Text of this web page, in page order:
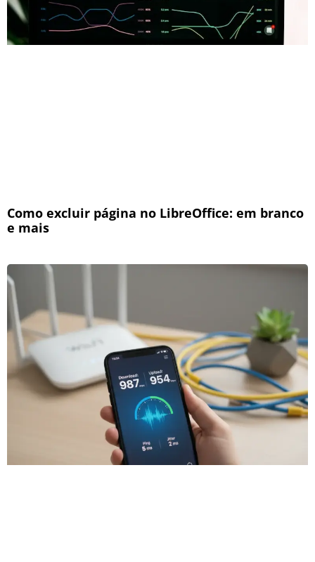
Como excluir página no LibreOffice: em branco
e mais